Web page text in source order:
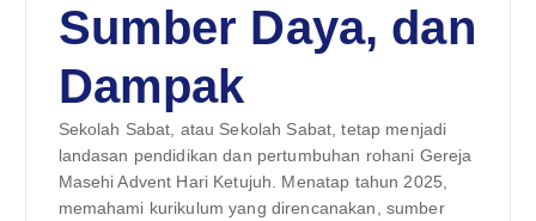
Sumber Daya, dan
Dampak
Sekolah Sabat, atau Sekolah Sabat, tetap menjadi
landasan pendidikan dan pertumbuhan rohani Gereja
Masehi Advent Hari Ketujuh. Menatap tahun 2025,
memahami kurikulum yang direncanakan, sumber